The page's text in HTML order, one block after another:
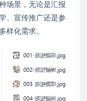
场景，无论是汇报
、宣传推广还是参
样化需求。